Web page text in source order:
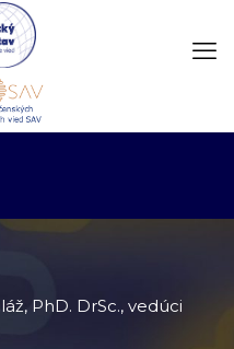
PhD. DrSc., vedúci